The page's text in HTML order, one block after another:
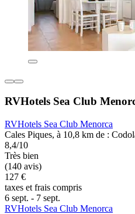
RVHotels Sea Club
RVHotels Sea Club Menorca
Cales Piques, à 10,8 km de :
8,4/10
Très bien
(140 avis)
127 €
taxes et frais compris
6 sept. - 7 sept.
RVHotels Sea Club Menorca